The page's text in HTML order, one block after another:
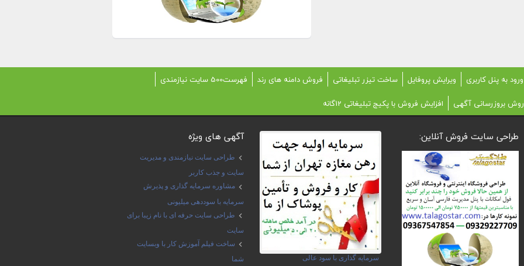
ورود به پنل کاربری ویرایش پروفایل ساخت تیزر تبلیغاتی فروش دامنه های رند
فهرست500 سایت نیازمندی
روش بروزرسانی آگهی افزایش فروش با پکیج تبلیغاتی 12گانه
آگهی های ویژه
طراحی سایت نیازمندی و مدیریت
سایت و جذب کاربر
مشاوره سرمایه گذاری و پذیرش
سرمایه با سوددهی میلیونی
طراحی سایت حرفه ای با نام زیبا برای
سایت
ساخت فیلم آموزش کار با وبسایت
شما
سرمایه گذاری با سود عالی
طراحی سایت فروش آنلاین: